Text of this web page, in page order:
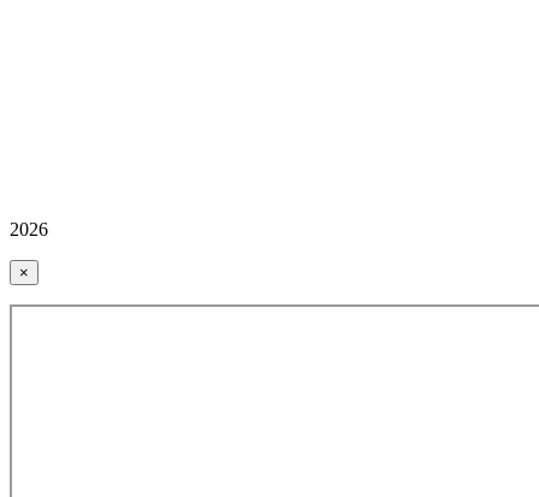
2026
×